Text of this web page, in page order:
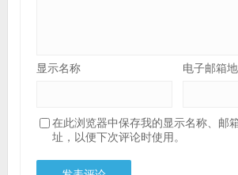
显示名称 电子邮箱
在此浏览器中保存我的显示名称、邮
址，以便下次评论时使用。